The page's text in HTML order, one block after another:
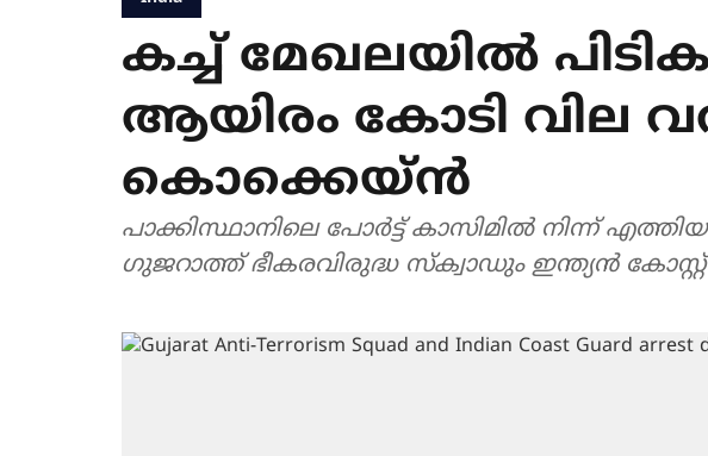
കച്ച് മേഖലയിൽ
ആയിരം കോടി വില
കൊക്കെയ്ൻ
പാക്കിസ്ഥാനിലെ പോർട്ട് കാസിമിൽ നിന്ന്
ഗുജറാത്ത് ഭീകരവിരുദ്ധ സ്‌ക്വാഡും ഇന്ത്യന്‍